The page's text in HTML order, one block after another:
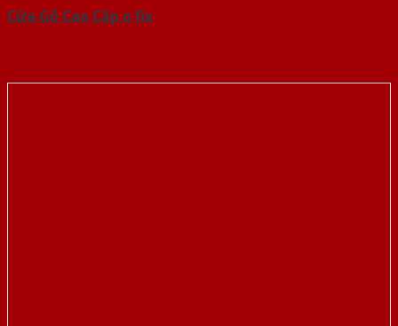
Cửa Gỗ Cao Cấp o fix